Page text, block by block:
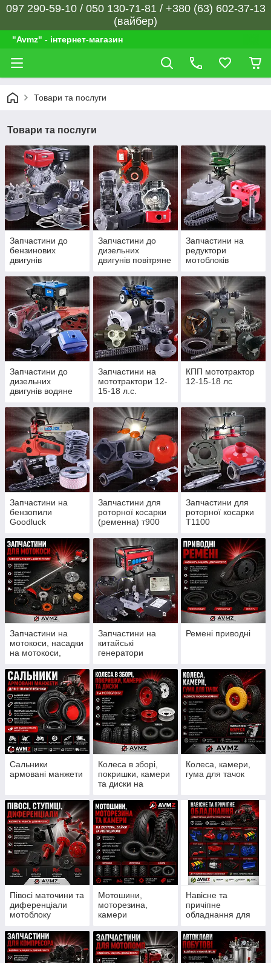
097 290-59-10 / 050 130-71-81 / +380 (63) 602-37-13
(вайбер)
"Avmz" - інтернет-магазин
Товари та послуги
Товари та послуги
Запчастини до
бензинових
двигунів
Запчастини до
дизельних
двигунів повітряне
Запчастини на
редуктори
мотоблоків
Запчастини до
дизельних
двигунів водяне
Запчастини на
мототрактори 12-
15-18 л.с.
КПП мототрактор
12-15-18 лс
Запчастини на
бензопили
Goodluck
350/352, St180
Запчастини для
роторної косарки
(ременна) т900
Запчастини для
роторної косарки
Т1100
Запчастини на
мотокоси, насадки
на мотокоси,
Запчастини на
китайські
генератори
Ремені приводні
Сальники
армовані манжети
Колеса в зборі,
покришки, камери
та диски на
Колеса, камери,
гума для тачок
Півосі маточини та
диференціали
мотоблоку
Мотошини,
моторезина,
камери
Навісне та
причіпне
обладнання для